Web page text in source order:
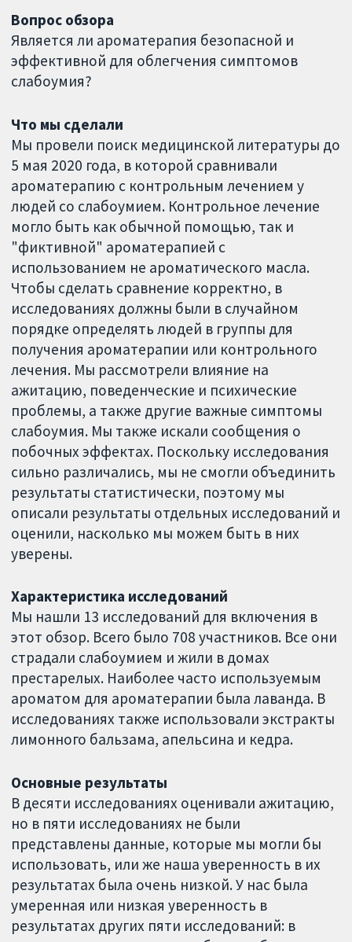
Вопрос обзора
Является ли ароматерапия безопасной и
эффективной для облегчения симптомов
слабоумия?
Что мы сделали
Мы провели поиск медицинской литературы до
5 мая 2020 года, в которой сравнивали
ароматерапию с контрольным лечением у
людей со слабоумием. Контрольное лечение
могло быть как обычной помощью, так и
"фиктивной" ароматерапией с
использованием не ароматического масла.
Чтобы сделать сравнение корректно, в
исследованиях должны были в случайном
порядке определять людей в группы для
получения ароматерапии или контрольного
лечения. Мы рассмотрели влияние на
ажитацию, поведенческие и психические
проблемы, а также другие важные симптомы
слабоумия. Мы также искали сообщения о
побочных эффектах. Поскольку исследования
сильно различались, мы не смогли объединить
результаты статистически, поэтому мы
описали результаты отдельных исследований и
оценили, насколько мы можем быть в них
уверены.
Характеристика исследований
Мы нашли 13 исследований для включения в
этот обзор. Всего было 708 участников. Все они
страдали слабоумием и жили в домах
престарелых. Наиболее часто используемым
ароматом для ароматерапии была лаванда. В
исследованиях также использовали экстракты
лимонного бальзама, апельсина и кедра.
Основные результаты
В десяти исследованиях оценивали ажитацию,
но в пяти исследованиях не были
представлены данные, которые мы могли бы
использовать, или же наша уверенность в их
результатах была очень низкой. У нас была
умеренная или низкая уверенность в
результатах других пяти исследований: в